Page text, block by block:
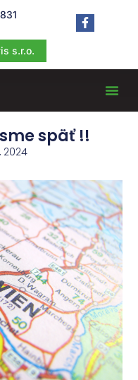
F
a
-
s.r.o.
späť !!
2024